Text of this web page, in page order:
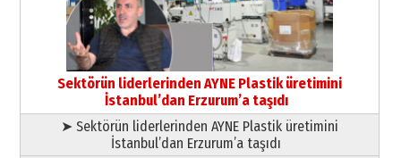
13 Mayıs 2026 Çarşamba
Esat BİNDESEN
Başkan Sekmen’den Erzurum’a
bir vizyon proje daha!
02 Ağustos 2026 Pazar
Sektörün liderlerinden AYNE Plastik üretimini
İstanbul’dan Erzurum’a taşıdı
➤ Sektörün liderlerinden AYNE Plastik üretimini
İstanbul’dan Erzurum’a taşıdı